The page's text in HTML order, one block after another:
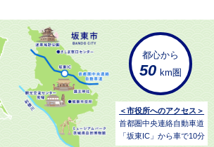
都心から
50 km圏
＜市役所へのアクセス＞
首都圏中央連絡自動車道
「坂東IC」から車で10分